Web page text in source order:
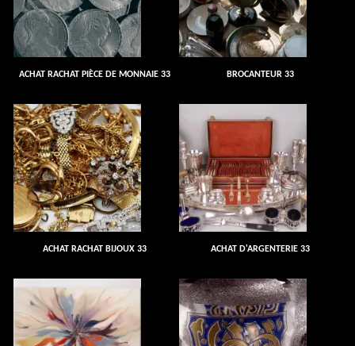
ACHAT RACHAT PIÈCE DE MONNAIE 33 BROCANTEUR 33
ACHAT RACHAT BIJOUX 33 ACHAT D'ARGENTERIE 33